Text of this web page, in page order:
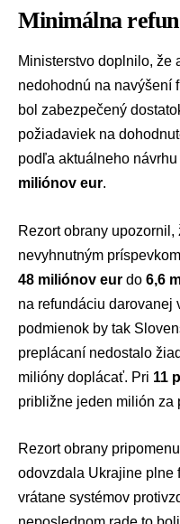
Minimálna
Ministerstvo doplnilo, že
nedohodnú na navýšení
bol zabezpečený
požiadaviek na
podľa aktuálneho
miliónov eur.
Rezort obrany
nevyhnutným
48 miliónov eur do 6,6
na refundáciu darovanej
podmienok by tak
preplácaní nedostalo
milióny doplácať. Pri 11
približne jeden milión za
Rezort obrany
odovzdala Ukrajine plne
vrátane systémov